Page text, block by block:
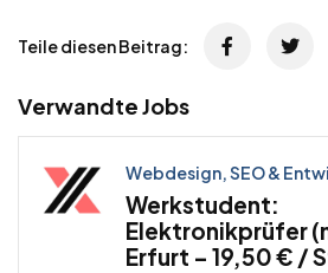
Teile diesen Beitrag:
Verwandte Jobs
Webdesign, SEO &
Werkstudent:
Elektronikprüfer
Erfurt – 19,50 € /